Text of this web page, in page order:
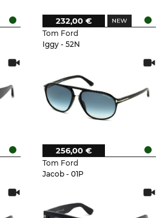
Tom Ford
Iggy - 52N
232,00 €
Tom Ford
Jacob - 01P
256,00 €